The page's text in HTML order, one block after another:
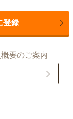
登録
要のご案内